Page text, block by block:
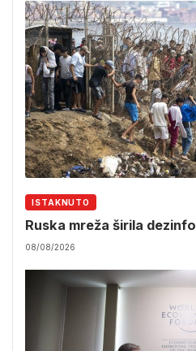
ISTAKNUTO
Ruska mreža širila
08/08/2026